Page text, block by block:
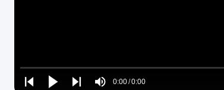
Play
Play
Play
Mute0:00/0:00
Loaded:
0%